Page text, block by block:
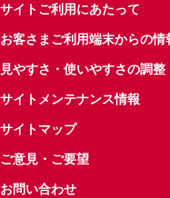
サイトご利用にあたって
お客さまご利用端末からの
見やすさ・使いやすさの調整
サイトメンテナンス情報
サイトマップ
ご意見・ご要望
お問い合わせ